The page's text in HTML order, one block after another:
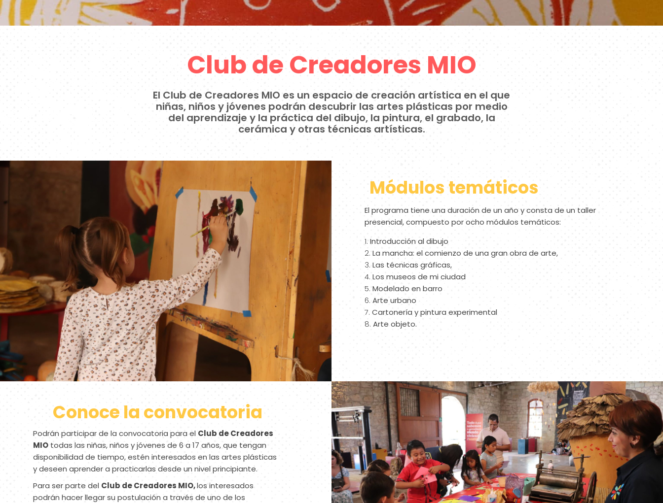
Club de Creadores MIO
El Club de Creadores MIO es un espacio de creación artística en el que
niñas, niños y jóvenes podrán descubrir las artes plásticas por medio
del aprendizaje y la práctica del dibujo, la pintura, el grabado, la
cerámica y otras técnicas artísticas.
Módulos temáticos
El programa tiene una duración de un año y consta de un taller
presencial, compuesto por ocho módulos temáticos:
Introducción al dibujo
La mancha: el comienzo de una gran obra de arte,
Las técnicas gráficas,
Los museos de mi ciudad
Modelado en barro
Arte urbano
Cartonería y pintura experimental
Arte objeto.
Conoce la convocatoria
Podrán participar de la convocatoria para el Club de Creadores
MIO todas las niñas, niños y jóvenes de 6 a 17 años, que tengan
disponibilidad de tiempo, estén interesados en las artes plásticas
y deseen aprender a practicarlas desde un nivel principiante.
Para ser parte del Club de Creadores MIO,los interesados
podrán hacer llegar su postulación a través de uno de los